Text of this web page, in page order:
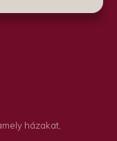
házakat,